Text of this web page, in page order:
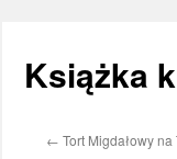
Książka
Skip
← Tort Migdałowy